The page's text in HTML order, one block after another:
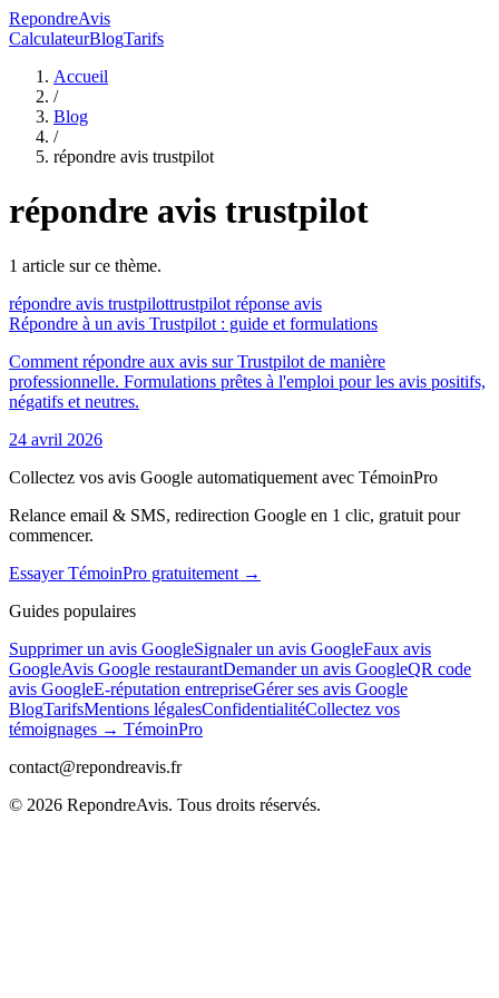
RepondreAvis
CalculateurBlogTarifs
Accueil
/
Blog
/
répondre avis trustpilot
répondre avis trustpilot
1 article sur ce thème.
répondre avis trustpilottrustpilot réponse avis
Répondre à un avis Trustpilot : guide et formulations
Comment répondre aux avis sur Trustpilot de manière
professionnelle. Formulations prêtes à l'emploi pour les avis positifs,
négatifs et neutres.
24 avril 2026
Collectez vos avis Google automatiquement avec TémoinPro
Relance email & SMS, redirection Google en 1 clic, gratuit pour
commencer.
Essayer TémoinPro gratuitement →
Guides populaires
Supprimer un avis GoogleSignaler un avis GoogleFaux avis
GoogleAvis Google restaurantDemander un avis GoogleQR code
avis GoogleE-réputation entrepriseGérer ses avis Google
BlogTarifsMentions légalesConfidentialitéCollectez vos
témoignages → TémoinPro
contact@repondreavis.fr
© 2026 RepondreAvis. Tous droits réservés.